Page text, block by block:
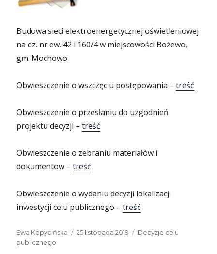
Budowa sieci elektroenergetycznej oświetleniowej
na dz. nr ew. 42 i 160/4 w miejscowości Bożewo,
gm. Mochowo
Obwieszczenie o wszczęciu postępowania –treść
Obwieszczenie o przesłaniu do uzgodnień
projektu decyzji –treść
Obwieszczenie o zebraniu materiałów i
dokumentów –treść
Obwieszczenie o wydaniu decyzji lokalizacji
inwestycji celu publicznego –treść
Autor
Ewa Kopycińska
Data
25 listopada 2019 Kategorie
Decyzje celu
publicznego